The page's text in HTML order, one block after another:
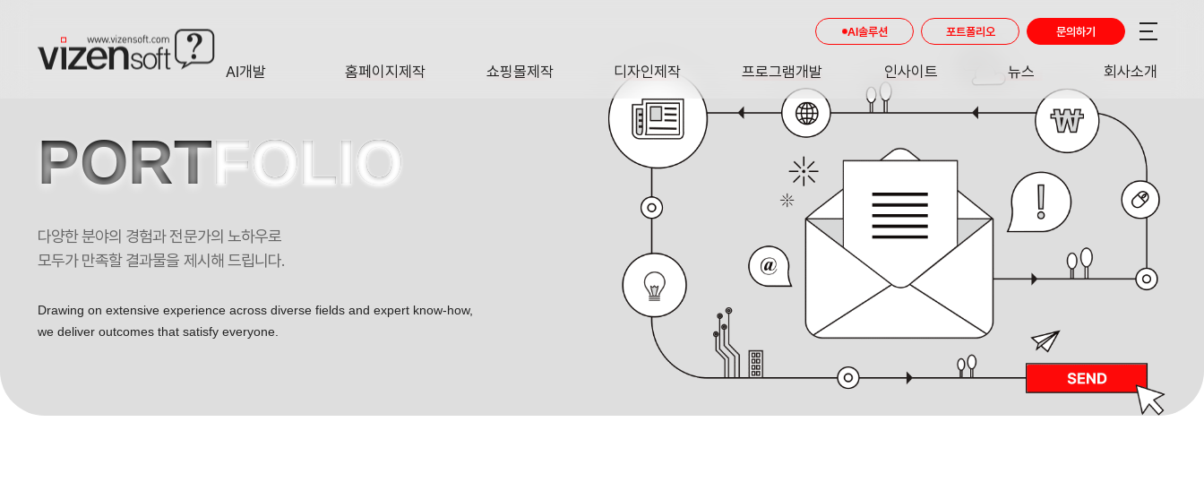
AI개발 홈페이지제작 쇼핑몰제작 디자인제작
DESIGN
프로그램개발
SOFTWARE
인사이트
INSIGHT
뉴스
NEWS
회사소개
AI솔루션 포트폴리오 문의하기
메디테크 포트폴리오
PORTFOLIO
다양한 분야의 경험과 전문가의 노하우로
모두가 만족할 결과물을 제시해 드립니다.
Drawing on extensive experience across diverse fields and expert know-how,
we deliver outcomes that satisfy everyone.